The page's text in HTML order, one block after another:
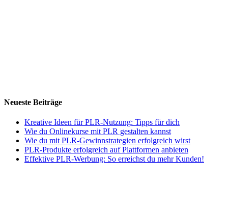
Neueste Beiträge
Kreative Ideen für PLR-Nutzung: Tipps für dich
Wie du Onlinekurse mit PLR gestalten kannst
Wie du mit PLR-Gewinnstrategien erfolgreich wirst
PLR-Produkte erfolgreich auf Plattformen anbieten
Effektive PLR-Werbung: So erreichst du mehr Kunden!